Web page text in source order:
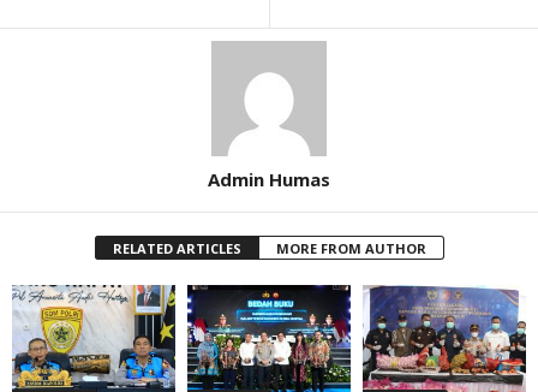
Admin Humas
RELATED ARTICLES MORE FROM AUTHOR